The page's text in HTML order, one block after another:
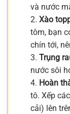
và nước
2. Xào
tôm, bạn
chín tới,
3. Trụng
nước sôi
4. Hoàn
tô. Xếp
cải) lên